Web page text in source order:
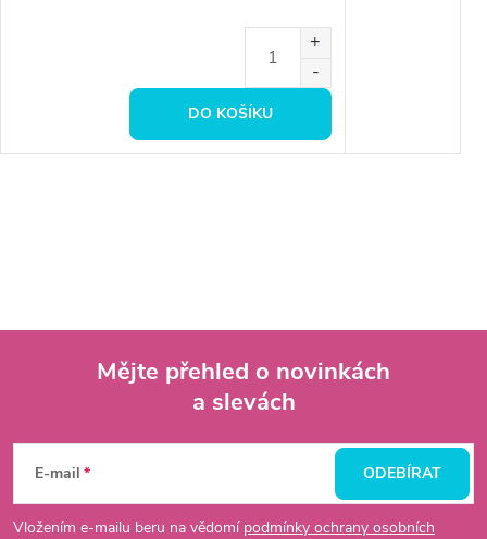
DO KOŠÍKU
Mějte přehled o novinkách
a slevách
E-mail
Vložením e-mailu beru na vědomí podmínky ochrany osobních
ODEBÍRAT